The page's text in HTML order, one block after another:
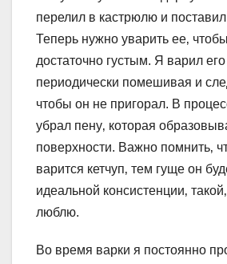
перелил в кастрюлю и поставил
Теперь нужно уварить ее‚
достаточно густым. Я варил
периодически помешивая и
чтобы он не пригорал. В
убрал пену‚ которая
поверхности. Важно помнить‚
варится кетчуп‚ тем гуще он
идеальной консистенции‚
люблю.
Во время варки я постоянно